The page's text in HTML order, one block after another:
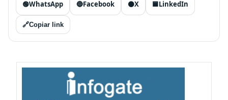
🟢WhatsApp 🔵Facebook ⚫X 🟦LinkedIn
🔗Copiar link